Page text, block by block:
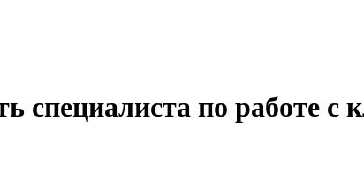
специалиста по работе